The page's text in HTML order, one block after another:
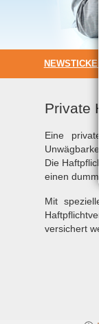
Private
Eine
Die
einen
Mit
versichert